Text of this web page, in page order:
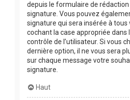
depuis le formulaire de rédaction
signature. Vous pouvez
signature qui sera insérée à tous
cochant la case appropriée dans
contrôle de l’utilisateur. Si vous
dernière option, il ne vous sera
sur chaque message votre
signature.
Haut